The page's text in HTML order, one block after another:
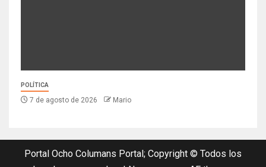
POLÍTICA
7 de agosto de 2026 Mario
Portal Ocho Columans Portal; Copyright © Todos los